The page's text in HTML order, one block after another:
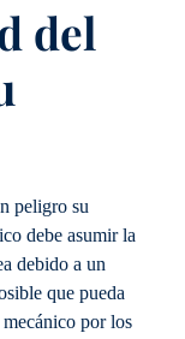
del
peligro su
debe asumir la
debido a un
que pueda
por los